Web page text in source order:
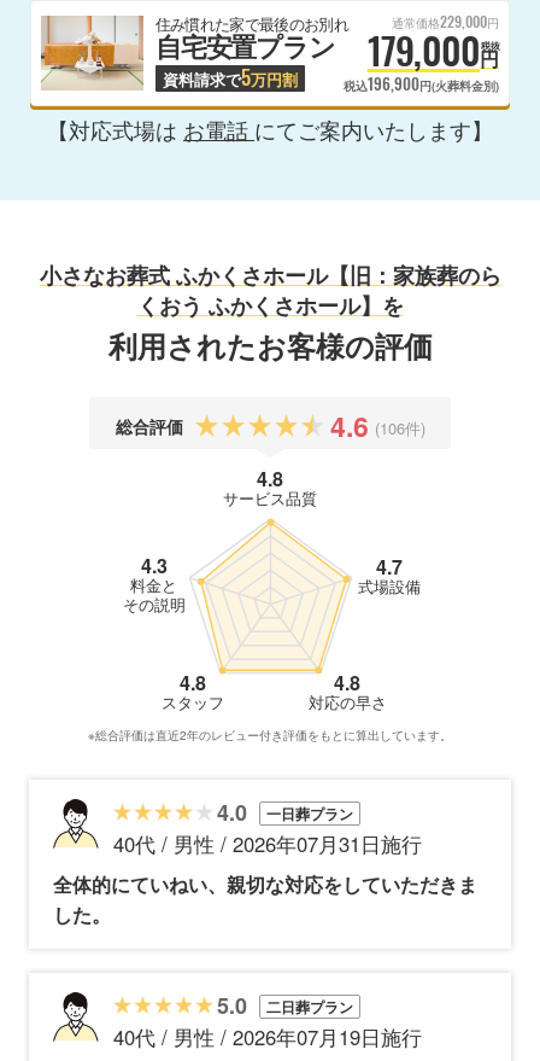
住み慣れた家で最後のお別れ
自宅安置プラン
資料請求で5万円割
通常価格229,000円
179,000円
税抜
税込196,900円(火葬料金別)
【対応式場は お電話 にてご案内いたします】
小さなお葬式 ふかくさホール【旧：家族葬のら
くおう ふかくさホール】を
利用されたお客様の評価
総合評価 4.6 (106件)
4.8
サービス品質
4.7
式場設備
4.8
対応の早さ
4.8
スタッフ
4.3
料金と
その説明
※総合評価は直近2年のレビュー付き評価をもとに算出しています。
4.0 一日葬プラン
40代 / 男性 / 2026年07月31日施行
全体的にていねい、親切な対応をしていただきま
した。
5.0 二日葬プラン
40代 / 男性 / 2026年07月19日施行